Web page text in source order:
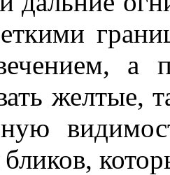
а
желтые,
бликов,